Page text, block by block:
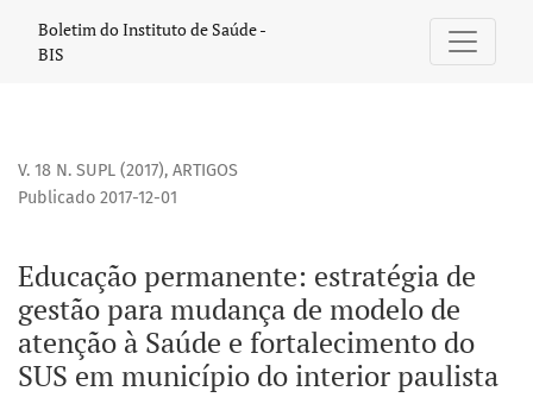
Boletim do Instituto de Saúde -
BIS
V. 18 N. SUPL (2017), ARTIGOS
Educação permanente: estratégia de
gestão para mudança de modelo de
atenção à Saúde e fortalecimento do
SUS em município do interior paulista
Publicado 2017-12-01